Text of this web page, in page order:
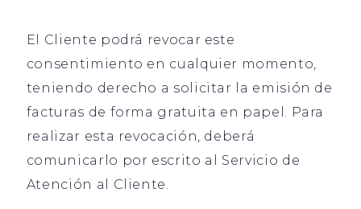
El Cliente podrá revocar este
consentimiento en cualquier momento,
teniendo derecho a solicitar la emisión de
facturas de forma gratuita en papel. Para
realizar esta revocación, deberá
comunicarlo por escrito al Servicio de
Atención al Cliente.